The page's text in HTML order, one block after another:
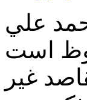
علي
است
غير